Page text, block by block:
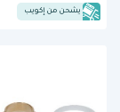
يشحن من إكويب